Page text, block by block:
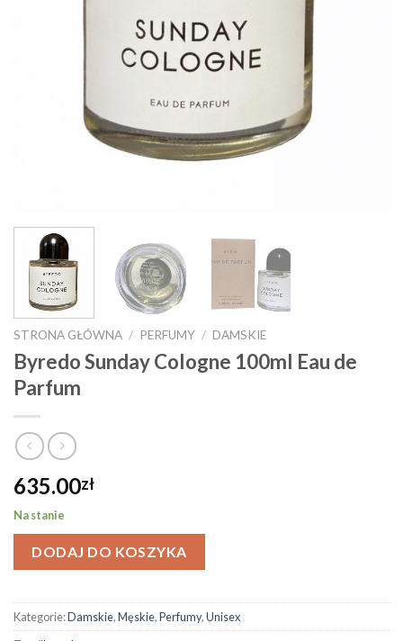
STRONA GŁÓWNA / PERFUMY / DAMSKIE
Byredo Sunday Cologne 100ml Eau de
Parfum
635.00zł
Na stanie
DODAJ DO KOSZYKA
Kategorie:Damskie,Męskie,Perfumy,Unisex